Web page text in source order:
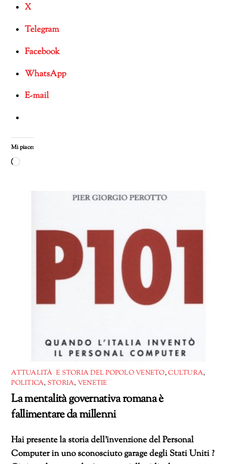
X
Telegram
Facebook
WhatsApp
E-mail
Mi piace:
Caricamento
ATTUALITÀ E STORIA DEL POPOLO VENETO,CULTURA,
POLITICA, STORIA, VENETIE
La mentalità governativa romana è
fallimentare da millenni
Hai presente la storia dell’invenzione del Personal
Computer in uno sconosciuto garage degli Stati Uniti ?